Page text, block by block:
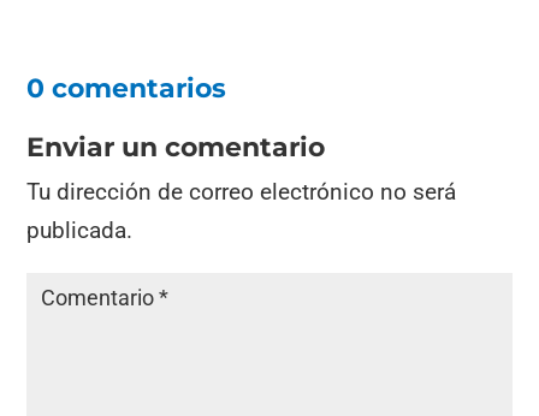
0 comentarios
Enviar un comentario
Tu dirección de correo electrónico no será
publicada.